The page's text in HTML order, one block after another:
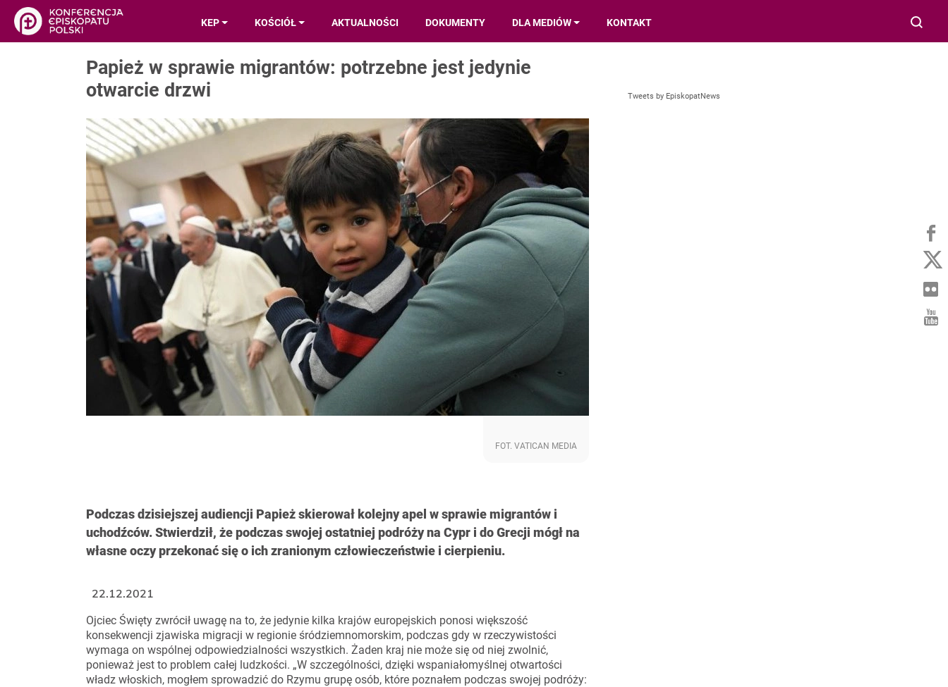
KEP KOŚCIÓŁ AKTUALNOŚCI DOKUMENTY DLA MEDIÓW KONTAKT
Papież w sprawie migrantów: potrzebne jest jedynie
otwarcie drzwi
Podczas dzisiejszej audiencji Papież skierował kolejny apel w sprawie migrantów i
uchodźców. Stwierdził, że podczas swojej ostatniej podróży na Cypr i do Grecji mógł na
własne oczy przekonać się o ich zranionym człowieczeństwie i cierpieniu.
FOT. VATICAN MEDIA
Ojciec Święty zwrócił uwagę na to, że jedynie kilka krajów europejskich ponosi większość
konsekwencji zjawiska migracji w regionie śródziemnomorskim, podczas gdy w rzeczywistości
wymaga on wspólnej odpowiedzialności wszystkich. Żaden kraj nie może się od niej zwolnić,
ponieważ jest to problem całej ludzkości. „W szczególności, dzięki wspaniałomyślnej otwartości
władz włoskich, mogłem sprowadzić do Rzymu grupę osób, które poznałem podczas swojej podróży:
22.12.2021
Tweets by EpiskopatNews